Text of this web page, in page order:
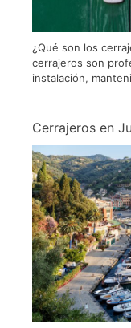
¿Qué son los
cerrajeros son
instalación,
Cerrajeros en